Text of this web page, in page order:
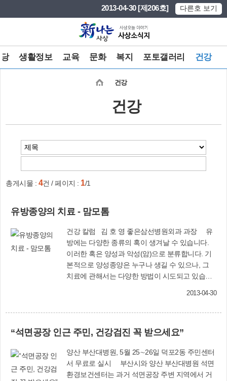
2013-04-30 [제206호] 다른호 보기
생활정보 교육 문화 복지 포토갤러리 건강
건강
건강
총게시물 : 4건 / 페이지 : 1/1
유방종양의 치료 - 맘모톰
건강 칼럼 김 호 영 좋은삼선병원외과 과장 유
방에는 다양한 종류의 혹이 생겨날 수 있습니다.
이러한 혹은 양성과 악성(암)으로 분류합니다. 기
본적으로 양성종양은 누구나 생길 수 있으나, 그
치료에 관해서는 다양한 방법이 시도되고 있습니
통계상 여성암 2위를 차지할 정도로 많이 걸리며,
갑상선암을 제외하면 발생률이 가장 큰 증가를 보
이고 있습니다. 이러한 유방암을 조기에 발견하여
치료하기 위해서는 정기적인 자가검진과 유방촬
2013-04-30
“석면공장 인근 주민, 건강검진 꼭 받으세요”
양산 부산대병원, 5월 25∼26일 덕포2동 주민센터
서 무료로 실시 부산시와 양산 부산대병원 석면
환경보건센터는 과거 석면공장 주변 지역에서 거